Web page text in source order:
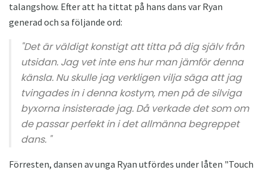
talangshow. Efter att ha tittat på hans dans var Ryan
generad och sa följande ord:
"Det är väldigt konstigt att titta på dig själv från
utsidan. Jag vet inte ens hur man jämför denna
känsla. Nu skulle jag verkligen vilja säga att jag
tvingades in i denna kostym, men på de silviga
byxorna insisterade jag. Då verkade det som om
de passar perfekt in i det allmänna begreppet
dans. "
Förresten, dansen av unga Ryan utfördes under låten "Touch